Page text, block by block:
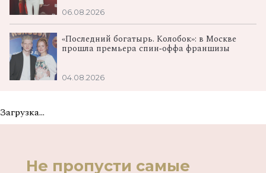
06.08.2026
«Последний богатырь. Колобок»: в Москве
прошла премьера спин‑оффа франшизы
04.08.2026
Загрузка...
Не пропусти самые